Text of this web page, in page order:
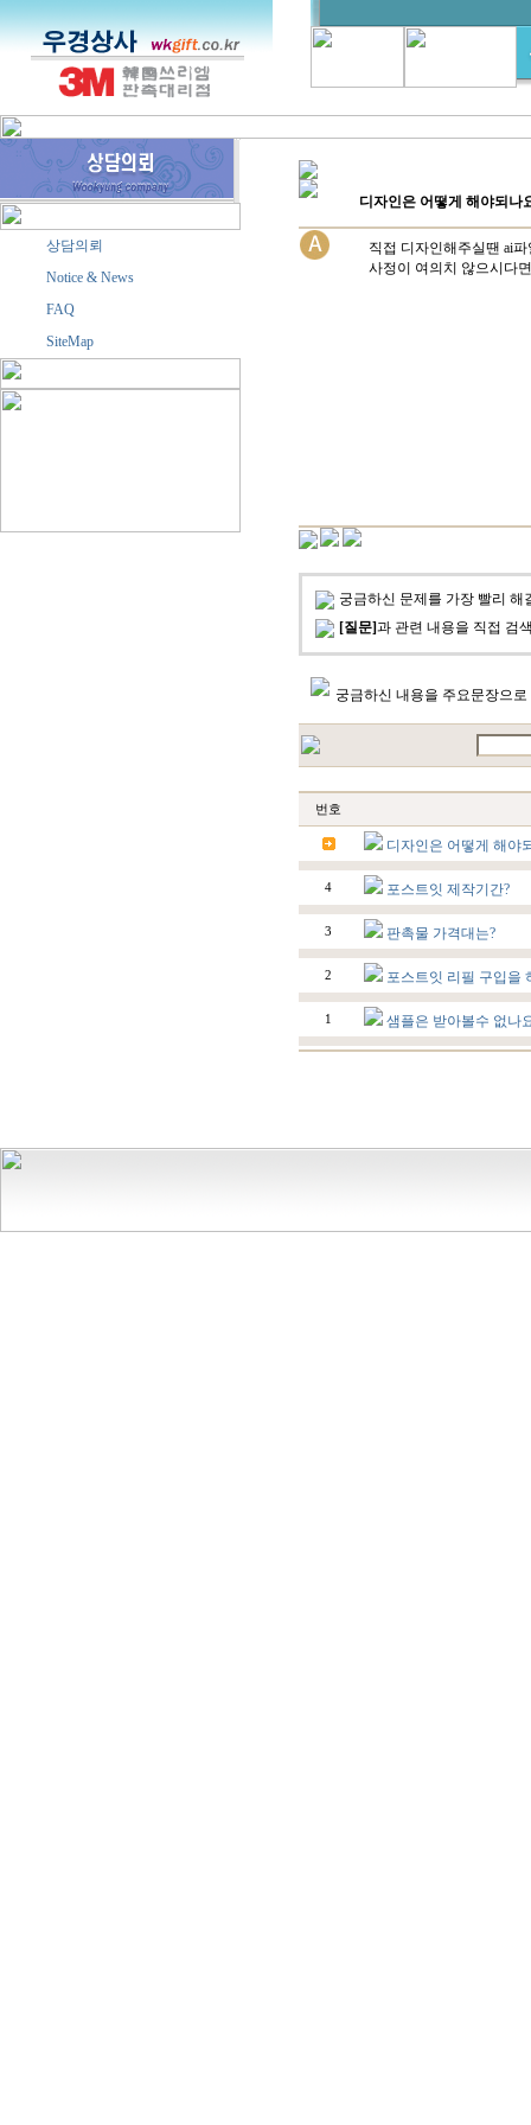
상담의뢰
Notice & News
FAQ
SiteMap
디자인은 어떻게 해야되나
직접 디자인해주실땐 ai
사정이 여의치 않으시다
궁금하신 문제를 가장 빨리 해
[질문]과 관련 내용을 직접 검
궁금하신 내용을 주요문장으
번호
디자인은 어떻게 해야
4 포스트잇 제작기간?
3 판촉물 가격대는?
2 포스트잇 리필 구입을
1 샘플은 받아볼수 없나